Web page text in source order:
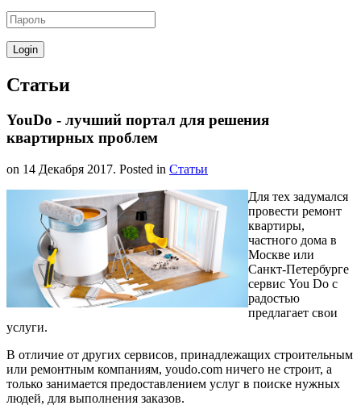
Статьи
YouDo - лучший портал для решения
квартирных проблем
on 14 Декабря 2017. Posted in Статьи
Для тех задумался
провести ремонт
квартиры,
частного дома в
Москве или
Санкт-Петербурге
сервис You Do с
радостью
предлагает свои
услуги.
В отличие от других сервисов, принадлежащих строительным
или ремонтным компаниям, youdo.com ничего не строит, а
только занимается предоставлением услуг в поиске нужных
людей, для выполнения заказов.